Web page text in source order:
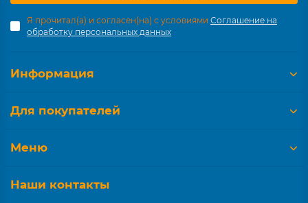
Я прочитал(а) и согласен(на) с условиями Соглашение на
обработку персональных данных
Информация
Для покупателей
Меню
Наши контакты